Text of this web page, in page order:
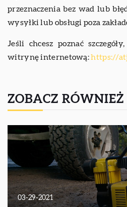
przeznaczenia bez wad lub
wysyłki lub obsługi poza
Jeśli chcesz poznać
witrynę internetową:https://
ZOBACZ RÓWNIEŻ
03-29-2021